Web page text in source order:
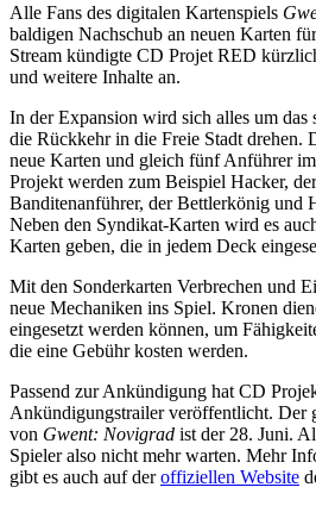
Alle Fans des digitalen Kartenspiels
baldigen Nachschub an neuen Karten
Stream kündigte CD Projet RED
und weitere Inhalte an.
In der Expansion wird sich alles um das
die Rückkehr in die Freie Stadt drehen.
neue Karten und gleich fünf Anführer
Projekt werden zum Beispiel Hacker,
Banditenanführer, der Bettlerkönig und
Neben den Syndikat-Karten wird es
Karten geben, die in jedem Deck
Mit den Sonderkarten Verbrechen und
neue Mechaniken ins Spiel. Kronen
eingesetzt werden können, um
die eine Gebühr kosten werden.
Passend zur Ankündigung hat CD
Ankündigungstrailer veröffentlicht. Der
von Gwent: Novigrad ist der 28. Juni.
Spieler also nicht mehr warten. Mehr
gibt es auch auf deroffiziellen Website